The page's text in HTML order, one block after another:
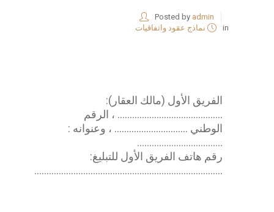
Posted by admin
in
نماذج عقود واتفاقيات
الفريق الأول (مالك العقار):
……………………………………. ، الرقم
الوطني ………………………… ، وعنوانه :
……………………………..
رقم هاتف الفريق الأول للتبليغ:
…………………………………………………………………..